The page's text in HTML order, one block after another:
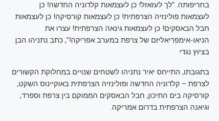
בחריפותה. "לך לעזאזל! כן לעצמאות קלדוניה החדשה! כן
לעצמאות פולינזיה הצרפתית! כן לעצמאות קורסיקה! כן לעצמאות
חבל הבאסקים! כן לעצמאות גינאה הצרפתית! עצרו את
הניאו-אימפריאליזם של צרפת במערב אפריקה!", כתב נתניהו הבן
בציוץ נגדי.
בתגובתו, התייחס יאיר נתניהו לשטחים שנויים במחלוקת הקשורים
לצרפת – קלדוניה החדשה ופולינזיה הצרפתית באוקיינוס השקט,
קורסיקה בים התיכון, חבל הבאסקים הממוקם בין צרפת וספרד,
וגיאנה הצרפתית בדרום אמריקה.